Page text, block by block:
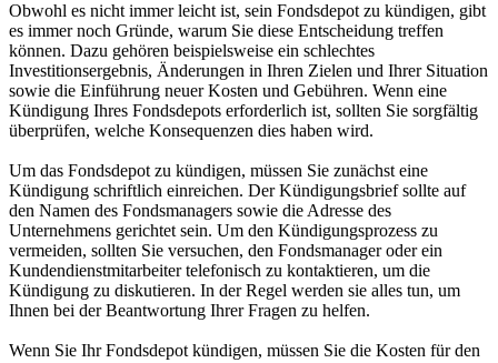
Obwohl es nicht immer leicht ist, sein Fondsdepot zu kündigen, gibt
es immer noch Gründe, warum Sie diese Entscheidung treffen
können. Dazu gehören beispielsweise ein schlechtes
Investitionsergebnis, Änderungen in Ihren Zielen und Ihrer Situation
sowie die Einführung neuer Kosten und Gebühren. Wenn eine
Kündigung Ihres Fondsdepots erforderlich ist, sollten Sie sorgfältig
überprüfen, welche Konsequenzen dies haben wird.
Um das Fondsdepot zu kündigen, müssen Sie zunächst eine
Kündigung schriftlich einreichen. Der Kündigungsbrief sollte auf
den Namen des Fondsmanagers sowie die Adresse des
Unternehmens gerichtet sein. Um den Kündigungsprozess zu
vermeiden, sollten Sie versuchen, den Fondsmanager oder ein
Kundendienstmitarbeiter telefonisch zu kontaktieren, um die
Kündigung zu diskutieren. In der Regel werden sie alles tun, um
Ihnen bei der Beantwortung Ihrer Fragen zu helfen.
Wenn Sie Ihr Fondsdepot kündigen, müssen Sie die Kosten für den